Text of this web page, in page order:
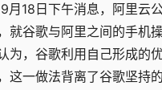
月18日下午消息，阿里云
就谷歌与阿里之间的手机
为，谷歌利用自己形成的
这一做法背离了谷歌坚持的